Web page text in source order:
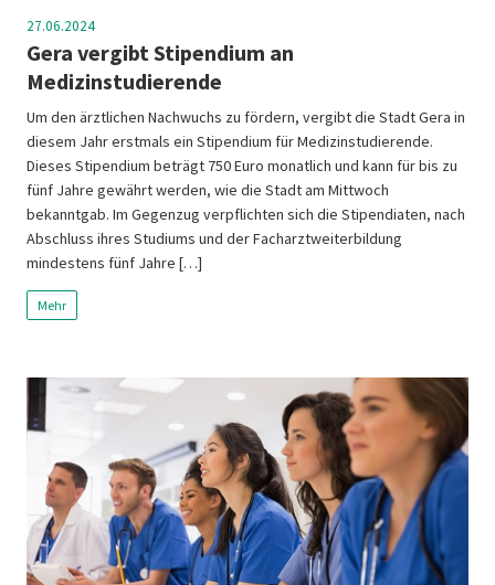
27.06.2024
Gera vergibt Stipendium an
Medizinstudierende
Um den ärztlichen Nachwuchs zu fördern, vergibt die Stadt Gera in
diesem Jahr erstmals ein Stipendium für Medizinstudierende.
Dieses Stipendium beträgt 750 Euro monatlich und kann für bis zu
fünf Jahre gewährt werden, wie die Stadt am Mittwoch
bekanntgab. Im Gegenzug verpflichten sich die Stipendiaten, nach
Abschluss ihres Studiums und der Facharztweiterbildung
mindestens fünf Jahre […]
Mehr